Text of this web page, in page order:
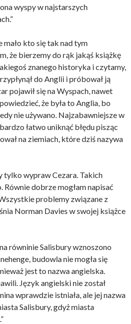
wyspy w najstarszych
mało kto się tak nad tym
że bierzemy do rąk jakąś książkę
znanego historyka i czytamy,
do Anglii i próbował ją
pojawił się na Wyspach, nawet
że była to Anglia, bo
nie używano. Najzabawniejsze w
łatwo uniknąć błędu pisząc
na ziemiach, które dziś nazywa
wypraw Cezara. Takich
dobrze mogłam napisać
problemy związane z
Norman Davies w swojej książce
równinie Salisbury wznoszono
budowla nie mogła się
jest to nazwa angielska.
Język angielski nie został
wprawdzie istniała, ale jej nazwa
Salisbury, gdyż miasta